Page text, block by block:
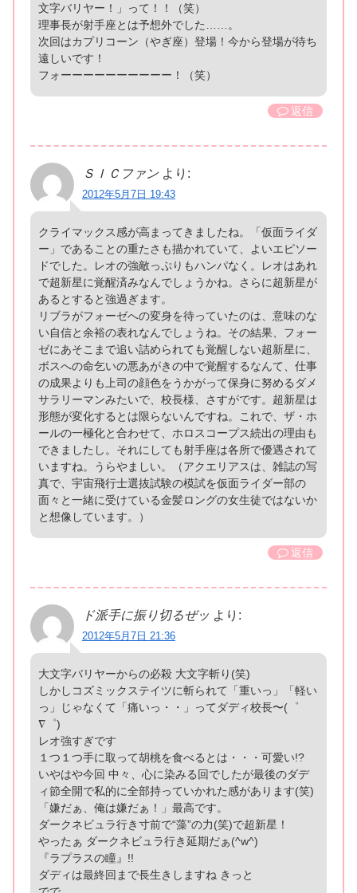
文字バリヤー！」って！！（笑）
理事長が射手座とは予想外でした……。
次回はカプリコーン（やぎ座）登場！今から登場が待ち
遠しいです！
フォーーーーーーーーーー！（笑）
返信
ＳＩＣファン より:
2012年5月7日 19:43
クライマックス感が高まってきましたね。「仮面ライダ
ー」であることの重たさも描かれていて、よいエピソー
ドでした。レオの強敵っぷりもハンパなく。レオはあれ
で超新星に覚醒済みなんでしょうかね。さらに超新星が
あるとすると強過ぎます。
リブラがフォーゼへの変身を待っていたのは、意味のな
い自信と余裕の表れなんでしょうね。その結果、フォー
ゼにあそこまで追い詰められても覚醒しない超新星に、
ボスへの命乞いの悪あがきの中で覚醒するなんて、仕事
の成果よりも上司の顔色をうかがって保身に努めるダメ
サラリーマンみたいで、校長様、さすがです。超新星は
形態が変化するとは限らないんですね。これで、ザ・ホ
ールの一極化と合わせて、ホロスコープス続出の理由も
できましたし。それにしても射手座は各所で優遇されて
いますね。うらやましい。（アクエリアスは、雑誌の写
真で、宇宙飛行士選抜試験の模試を仮面ライダー部の
面々と一緒に受けている金髪ロングの女生徒ではないか
と想像しています。）
返信
ド派手に振り切るぜッ より:
2012年5月7日 21:36
大文字バリヤーからの必殺 大文字斬り(笑)
しかしコズミックステイツに斬られて「重いっ」「軽い
っ」じゃなくて「痛いっ・・」ってダディ校長〜(゜
∇゜)
レオ強すぎです
１つ１つ手に取って胡桃を食べるとは・・・可愛い!?
いやはや今回 中々、心に染みる回でしたが最後のダデ
ィ節全開で私的に全部持っていかれた感があります(笑)
「嫌だぁ、俺は嫌だぁ！」最高です。
ダークネビュラ行き寸前で“藻”の力(笑)で超新星！
やったぁ ダークネビュラ行き延期だぁ(^w^)
『ラプラスの瞳』!!
ダディは最終回まで長生きしますね きっと